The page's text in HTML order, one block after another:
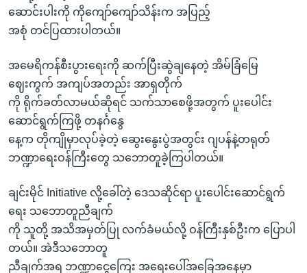
သို့
ကျော်
ရန်
ရှာဖွေ
ရန်
နေရာ
သို့
ကျော်
ဗွီအိုအေ လူမှုကွန်ယက်များ
ဘာသာစကားများ
ဆောင်းပါးကို ကိုကျော်ကျော်သိန်းက အပြည့်
အစုံ တင်ပြထားပါတယ်။
အမေရိကန်စီးပွားရေးကို ဆက်ပြီးဆွဲချနေတဲ့ အိမ်ခြံမြေ
ဈေးကွက် အကျပ်အတည်း အာရှတိုက်
ကို ရိုက်ခတ်လာမယ်ဆိုရင် သက်သာစေဖို့အတွက် ပူးပေါင်း
ဆောင်ရွက်ကြဖို့ တနင်္ဂနွေ
နေ့က တိုကျိုမှာလုပ်ခဲ့တဲ့ ဆွေးနွေးပွဲအတွင်း ဂျပန်နဲ့တရုတ်
ဘဏ္ဍာရေးဝန်ကြီးတွေ သဘောတူခဲ့ကြပါတယ်။
ချင်းမိုင် Initiative လို့ခေါ်တဲ့ ဒေသဆိုင်ရာ ပူးပေါင်းဆောင်ရွက်
ရေး သဘောတူညီချက်
ကို သူတို့ အသိအမှတ်ပြု လက်ခံမယ်လို့ ဝန်ကြီးနှစ်ဦးက ပြောပါ
တယ်။ အဲဒီသဘောတူ
ညီချက်အရ ဘဏ္ဍာငွေကြေး အရေးပေါ်အခြေအနေမှာ